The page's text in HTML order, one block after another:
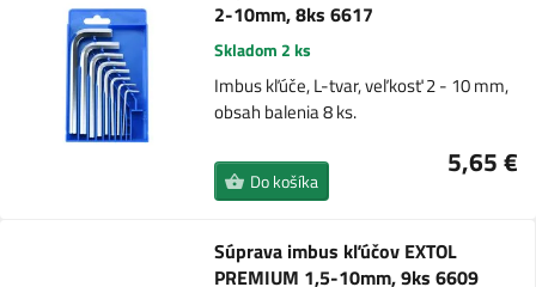
2-10mm, 8ks 6617
Skladom 2 ks
Imbus kľúče, L-tvar, veľkosť 2 - 10 mm,
obsah balenia 8 ks.
5,65 €
Do košíka
Súprava imbus kľúčov EXTOL
PREMIUM 1,5-10mm, 9ks 6609